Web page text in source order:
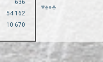
636
54.162
10.670
♥♠♦♣